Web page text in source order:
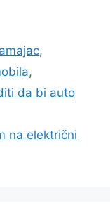
,
,
da bi auto
na električni